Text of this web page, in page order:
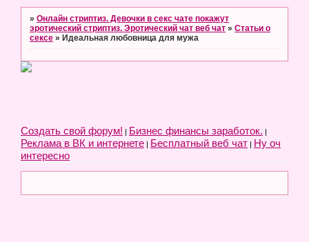
»Онлайн стриптиз. Девочки в секс чате покажут
эротический стриптиз. Эротический чат веб чат »Статьи о
сексе » Идеальная любовница для мужа
Создать свой форум! | Бизнес финансы заработок. |
Реклама в ВК и интернете | Бесплатный веб чат | Ну оч
интересно